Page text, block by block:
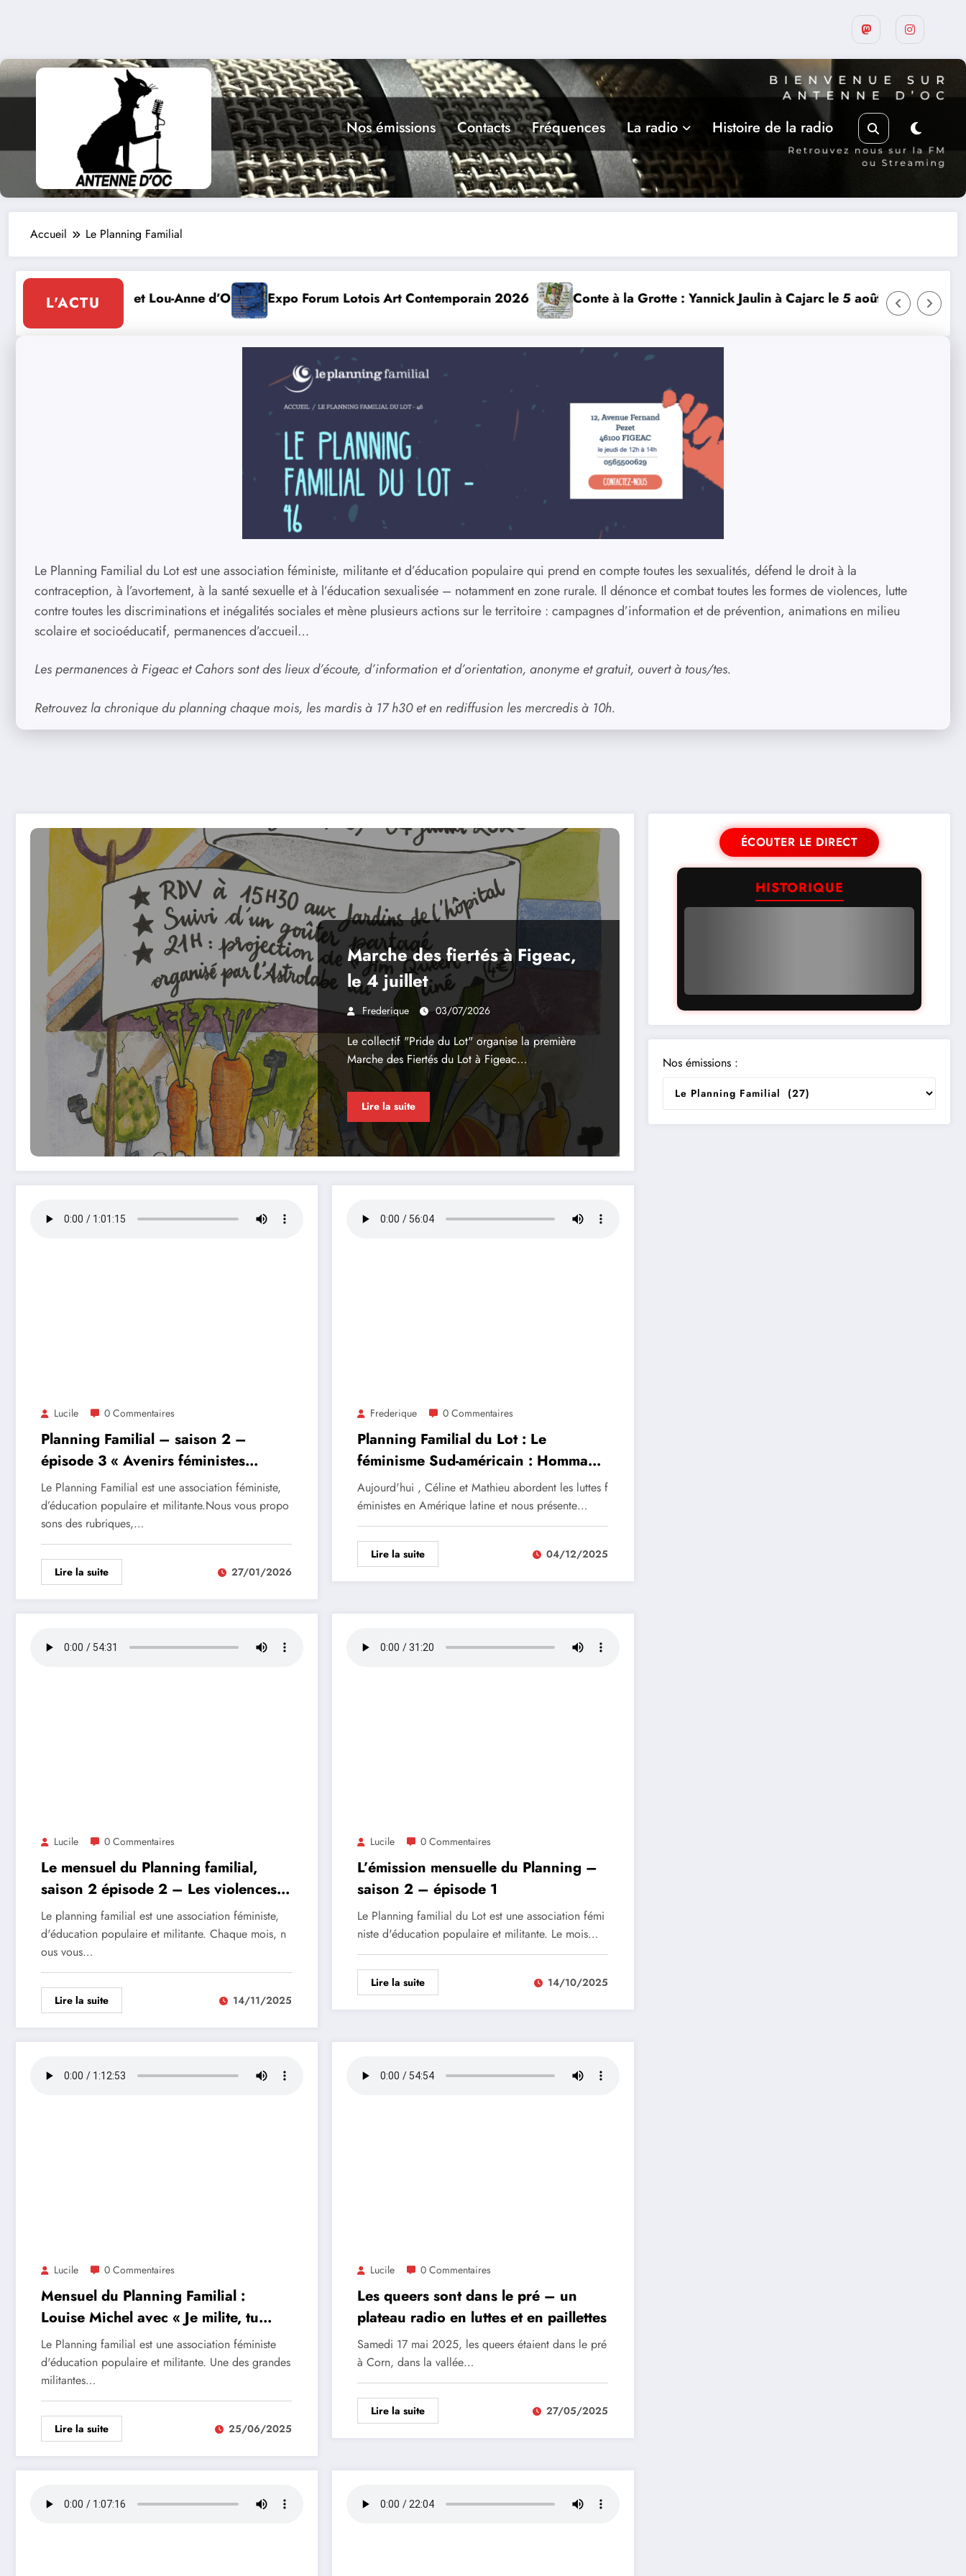
Nos émissions Contacts Fréquences La radio Histoire de la radio
Accueil Le Planning Familial
L'ACTU
Expo Forum Lotois Art Contemporain 2026 Conte à la Grotte : Yannick Jaulin à Cajarc le 5 aoûtL’art dans la rue 9ième édition à Castelnau-
Le Planning Familial du Lot est une association féministe, militante et d’éducation populaire qui prend en compte toutes les sexualités, défend le droit à la
contraception, à l’avortement, à la santé sexuelle et à l’éducation sexualisée – notamment en zone rurale. Il dénonce et combat toutes les formes de violences, lutte
contre toutes les discriminations et inégalités sociales et mène plusieurs actions sur le territoire : campagnes d’information et de prévention, animations en milieu
scolaire et socioéducatif, permanences d’accueil…
Les permanences à Figeac et Cahors sont des lieux d’écoute, d’information et d’orientation, anonyme et gratuit, ouvert à tous/tes.
Retrouvez la chronique du planning chaque mois, les mardis à 17 h30 et en rediffusion les mercredis à 10h.
Marche des fiertés à Figeac,
le 4 juillet
Frederique 03/07/2026
Le collectif "Pride du Lot" organise la première
Marche des Fiertés du Lot à Figeac…
Lire la suite
Lucile 0 Commentaires
Planning Familial – saison 2 –
épisode 3 « Avenirs féministes
souhaitables »
Le Planning Familial est une association féministe,
d’éducation populaire et militante.Nous vous propo
sons des rubriques,…
Lire la suite 27/01/2026
Frederique 0 Commentaires
Planning Familial du Lot : Le
féminisme Sud-américain : Hommage
à Susana Chavez
Aujourd'hui , Céline et Mathieu abordent les luttes f
éministes en Amérique latine et nous présente…
Lire la suite 04/12/2025
Lucile 0 Commentaires
Le mensuel du Planning familial,
saison 2 épisode 2 – Les violences
sexistes et sexuelles en milieu festif
Le planning familial est une association féministe,
d'éducation populaire et militante. Chaque mois, n
ous vous…
Lire la suite 14/11/2025
Lucile 0 Commentaires
L’émission mensuelle du Planning –
saison 2 – épisode 1
Le Planning familial du Lot est une association fémi
niste d'éducation populaire et militante. Le mois…
Lire la suite 14/10/2025
Lucile 0 Commentaires
Mensuel du Planning Familial :
Louise Michel avec « Je milite, tu
milites… »
Le Planning familial est une association féministe
d'éducation populaire et militante. Une des grandes
militantes…
Lire la suite 25/06/2025
Lucile 0 Commentaires
Les queers sont dans le pré – un
plateau radio en luttes et en paillettes
Samedi 17 mai 2025, les queers étaient dans le pré
à Corn, dans la vallée…
Lire la suite 27/05/2025
ÉCOUTER LE DIRECT
HISTORIQUE
Nos émissions :